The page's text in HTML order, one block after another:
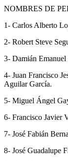
NOMBRES DE
1- Carlos Alberto
2- Robert Steve
3- Damián Emanuel
4- Juan Francisco
Aguilar García.
5- Miguel Ángel
6- Francisco Javier
7- José Fabián
8- José Guadalupe